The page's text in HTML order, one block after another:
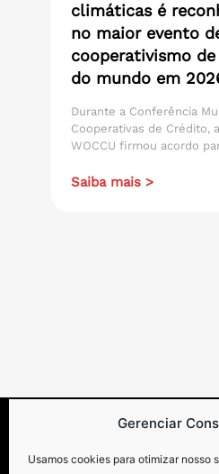
Gerenciar
Usamos cookies para otimizar nosso
climáticas é
no maior evento
cooperativismo
do mundo em
Durante a Conferência
Cooperativas de Crédito,
WOCCU firmou acordo
Saiba mais >